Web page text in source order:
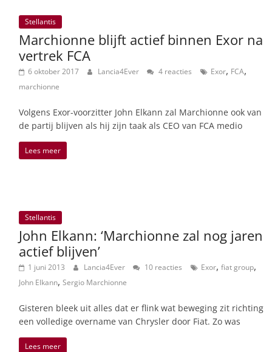
Stellantis
Marchionne blijft actief binnen Exor na
vertrek FCA
6 oktober 2017 Lancia4Ever 4 reacties Exor, FCA,
marchionne
Volgens Exor-voorzitter John Elkann zal Marchionne ook van
de partij blijven als hij zijn taak als CEO van FCA medio
Lees meer
Stellantis
John Elkann: ‘Marchionne zal nog jaren
actief blijven’
1 juni 2013 Lancia4Ever 10 reacties Exor, fiat group,
John Elkann, Sergio Marchionne
Gisteren bleek uit alles dat er flink wat beweging zit richting
een volledige overname van Chrysler door Fiat. Zo was
Lees meer